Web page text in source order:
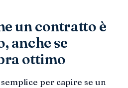
un contratto è
anche se
ottimo
per capire se un